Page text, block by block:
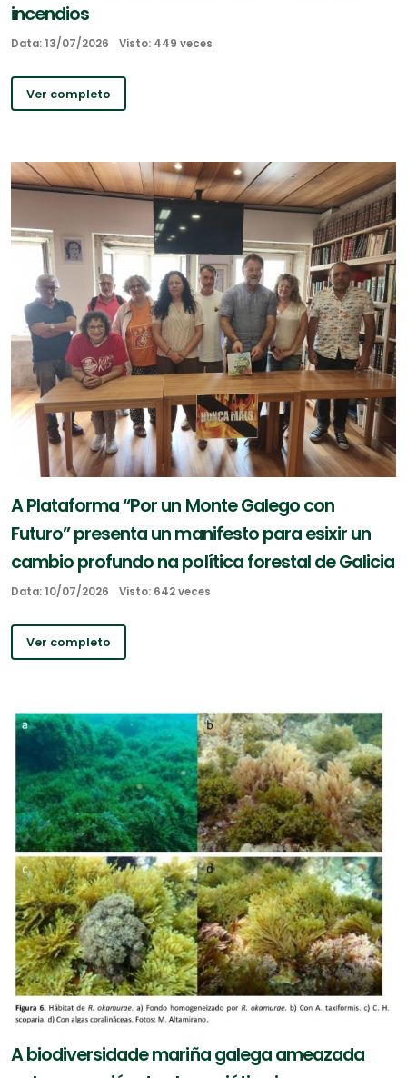
incendios
Data: 13/07/2026 Visto: 449 veces
Ver completo
A Plataforma “Por un Monte Galego con
Futuro” presenta un manifesto para esixir un
cambio profundo na política forestal de Galicia
Data: 10/07/2026 Visto: 642 veces
Ver completo
A biodiversidade mariña galega ameazada